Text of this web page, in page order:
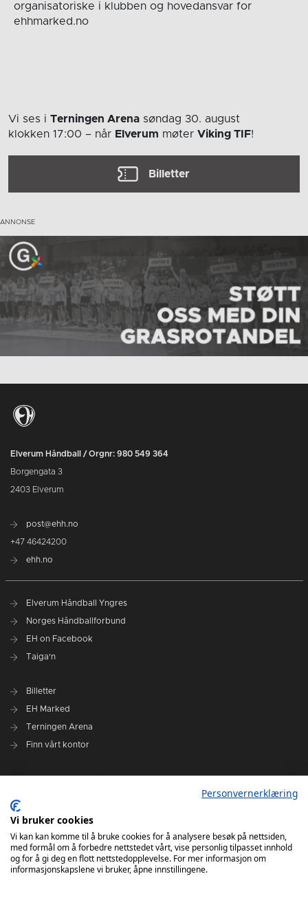
organisatoriske i klubben og hovedansvar for
ehhmarked.no
Vi ses i Terningen Arena søndag 30. august
klokken 17:00 – når Elverum møter Viking TIF!
Billetter
Elverum Håndball / Orgnr: 980 549 364
Borgengata 3
2403 Elverum
post@ehh.no
+47 46424200
ehh.no
Elverum Håndball Yngres
Norges Håndballforbund
EH on Facebook
Taiga'n
Billetter
EH Marked
Terningen Arena
Finn vårt kontor
Administrasjonen i Elverum Håndball
Styre og utvalg
VARSLINGSRUTINER FOR ELVERUM HÅNDBALL
Personvernerklæring
Vi bruker cookies
Vi kan kan komme til å bruke cookies for å analysere besøk på nettsiden,
med formål om å forbedre nettstedet vårt, vise personlig tilpasset innhold
og for å gi deg en flott nettstedopplevelse. For mer informasjon om
informasjonskapslene vi bruker, åpne innstillingene.